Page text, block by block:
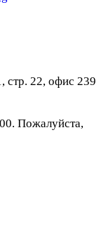
стр. 22, офис 239
Пожалуйста,